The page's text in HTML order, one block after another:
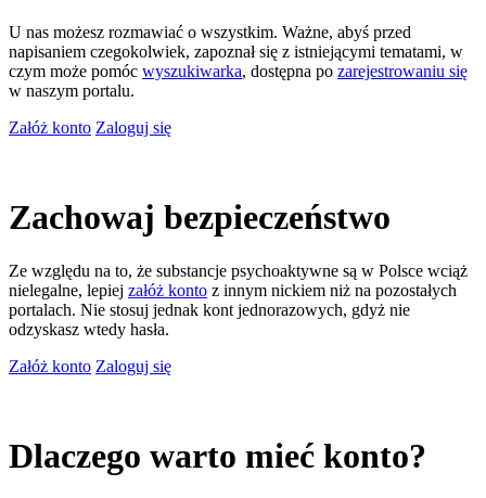
U nas możesz rozmawiać o wszystkim. Ważne, abyś przed
napisaniem czegokolwiek, zapoznał się z istniejącymi tematami, w
czym może pomóc wyszukiwarka, dostępna po zarejestrowaniu się
w naszym portalu.
Załóż konto Zaloguj się
Zachowaj bezpieczeństwo
Ze względu na to, że substancje psychoaktywne są w Polsce wciąż
nielegalne, lepiej załóż konto z innym nickiem niż na pozostałych
portalach. Nie stosuj jednak kont jednorazowych, gdyż nie
odzyskasz wtedy hasła.
Załóż konto Zaloguj się
Dlaczego warto mieć konto?